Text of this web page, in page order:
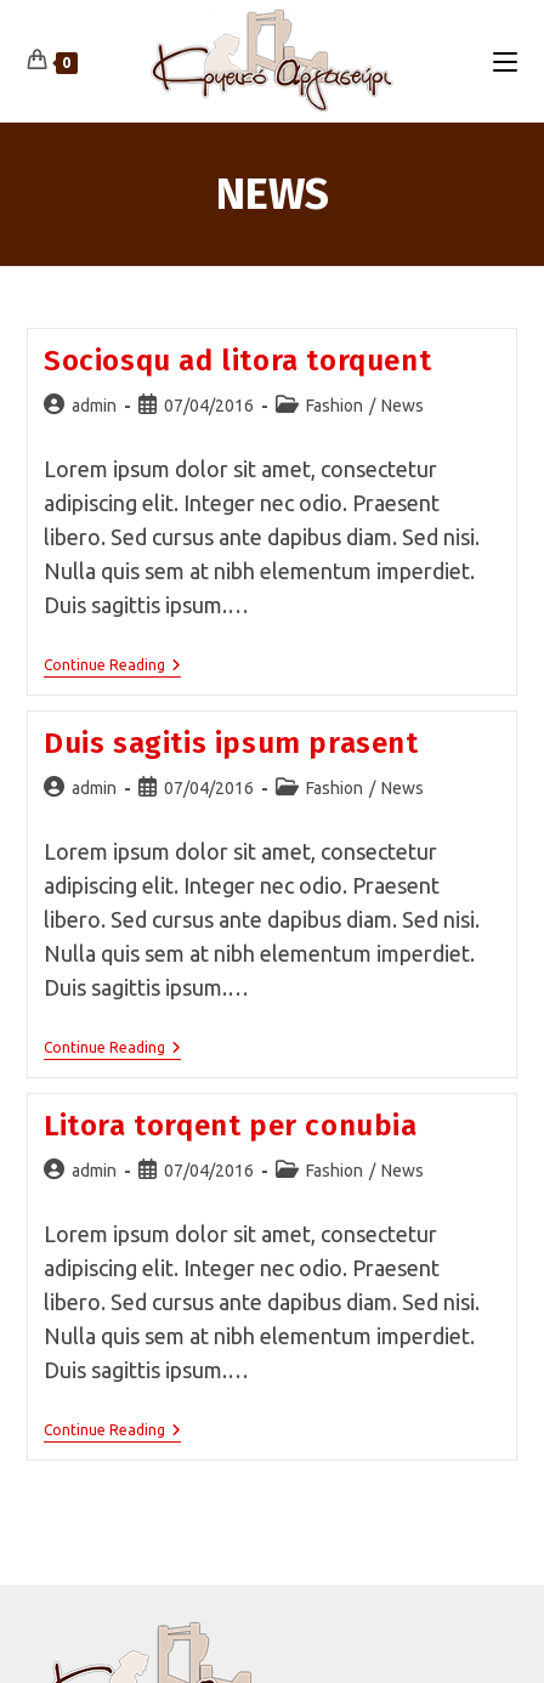
content 0
NEWS
Sociosqu ad litora torquent
Postadmin
Post07/04/2016
PostFashion / News
Lorem ipsum dolor sit amet, consectetur
adipiscing elit. Integer nec odio. Praesent
libero. Sed cursus ante dapibus diam. Sed nisi.
Nulla quis sem at nibh elementum imperdiet.
Duis sagittis ipsum.…
Continue ReadingSociosqu
Duis sagitis ipsum prasent
Postadmin
Post07/04/2016
PostFashion / News
Lorem ipsum dolor sit amet, consectetur
adipiscing elit. Integer nec odio. Praesent
libero. Sed cursus ante dapibus diam. Sed nisi.
Nulla quis sem at nibh elementum imperdiet.
Duis sagittis ipsum.…
Continue ReadingDuis
Litora torqent per conubia
Postadmin
Post07/04/2016
PostFashion / News
Lorem ipsum dolor sit amet, consectetur
adipiscing elit. Integer nec odio. Praesent
libero. Sed cursus ante dapibus diam. Sed nisi.
Nulla quis sem at nibh elementum imperdiet.
Duis sagittis ipsum.…
Continue ReadingLitora